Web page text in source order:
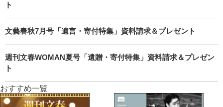
ト
文藝春秋7月号「遺言・寄付特集」資料請求＆プレゼント
週刊文春WOMAN夏号「遺贈・寄付特集」資料請求＆プレゼン
ト
おすすめ一覧